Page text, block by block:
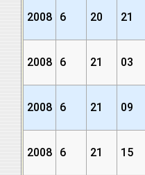
2008 6 20 21
2008 6 21 03
2008 6 21 09
2008 6 21 15